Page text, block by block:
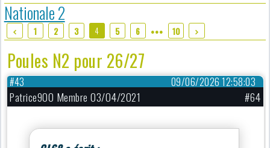
Nationale 2
1 2 3 4 5 6 ●●● 10
Poules N2 pour 26/27
09/06/2026 12:58:03
#43
Patrice900 Membre 03/04/2021 #64